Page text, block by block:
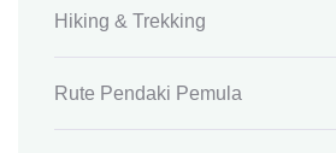
Hiking & Trekking
Rute Pendaki Pemula